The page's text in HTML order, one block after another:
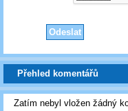
Přehled komentářů
Zatím nebyl vložen žádný